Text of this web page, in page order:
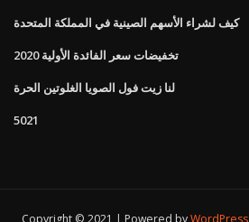
كيف لشراء الأسهم الصينية في المملكة المتحدة
تخفيضات سعر الفائدة الأولية 2020
لنا زيت فول الصويا الغلوتين الحرة
5021